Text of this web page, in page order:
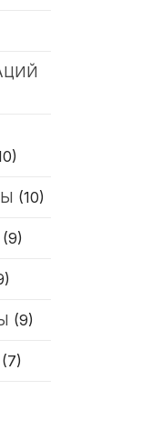
(10)
(9)
(9)
(7)